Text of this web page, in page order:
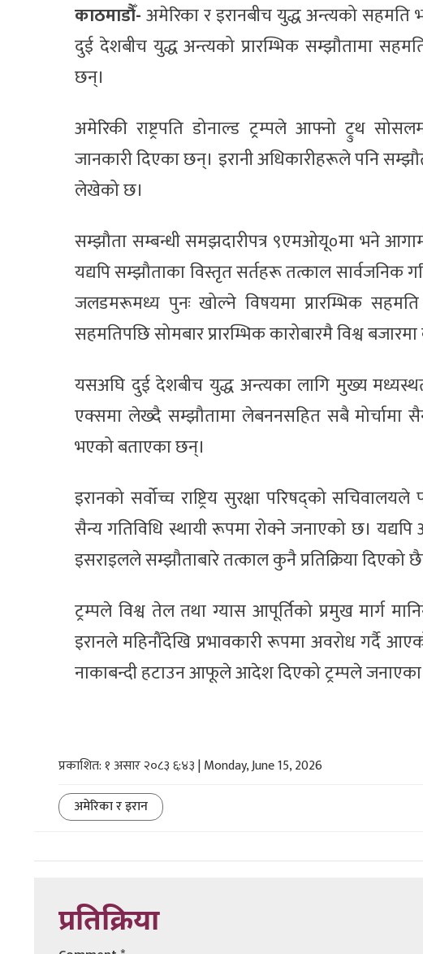
काठमाडौँ-अमेरिका र इरानबीच युद्ध अन्त्यको
दुई देशबीच युद्ध अन्त्यको प्रारम्भिक सम्झौतामा
छन्।
अमेरिकी राष्ट्रपति डोनाल्ड ट्रम्पले आफ्नो ट्रुथ
जानकारी दिएका छन्। इरानी अधिकारीहरूले पनि
लेखेको छ।
सम्झौता सम्बन्धी समझदारीपत्र ९एमओयू०मा भने
यद्यपि सम्झौताका विस्तृत सर्तहरू तत्काल सार्वजनिक
जलडमरूमध्य पुनः खोल्ने विषयमा प्रारम्भिक
सहमतिपछि सोमबार प्रारम्भिक कारोबारमै विश्व
यसअघि दुई देशबीच युद्ध अन्त्यका लागि मुख्य
एक्समा लेख्दै सम्झौतामा लेबननसहित सबै मोर्चामा
भएको बताएका छन्।
इरानको सर्वोच्च राष्ट्रिय सुरक्षा परिषद्को
सैन्य गतिविधि स्थायी रूपमा रोक्ने जनाएको छ।
इसराइलले सम्झौताबारे तत्काल कुनै प्रतिक्रिया दिएको
ट्रम्पले विश्व तेल तथा ग्यास आपूर्तिको प्रमुख मार्ग
इरानले महिनौँदेखि प्रभावकारी रूपमा अवरोध गर्दै
नाकाबन्दी हटाउन आफूले आदेश दिएको ट्रम्पले
प्रकाशित: १ असार २०८३ ६:४३ | Monday, June 15, 2026
अमेरिका र इरान
प्रतिक्रिया